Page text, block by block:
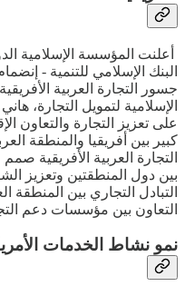
أعلنت المؤسسة الإسلامية
البنك الإسلامي للتنمية -
جسور التجارة العربية
الإسلامية لتمويل التجارة،
على تعزيز التجارة والتعاون
كبير بين أفريقيا والمنطقة
التجارة العربية الأفريقية
بين دول المنطقتين وتعزيز
التبادل التجاري بين المنطقة
التعاون بين مؤسسات دعم
نمو نشاط الخدمات